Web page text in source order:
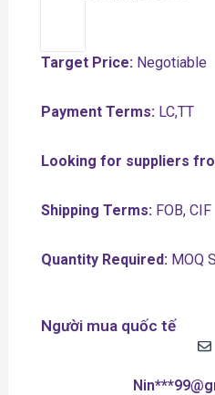
Target Price:Negotiable
Payment Terms:LC,TT
Looking for suppliers
Shipping Terms:FOB, CIF
Quantity Required:MOQ
Người mua quốc tế